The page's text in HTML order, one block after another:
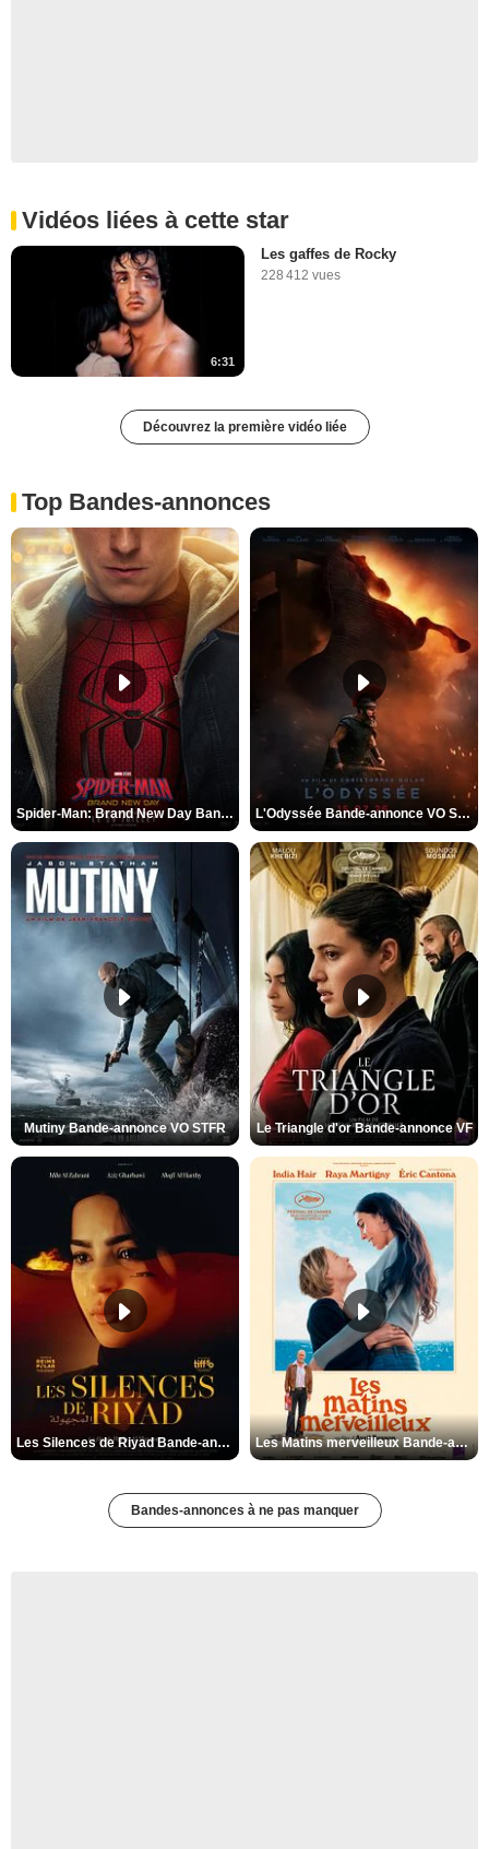
Vidéos liées à cette star
6:31
Les gaffes de Rocky
228 412 vues
Découvrez la première vidéo liée
Top Bandes-annonces
Spider-Man: Brand New Day Bande-annonce VO STFR L'Odyssée Bande-annonce VO STFR
Mutiny Bande-annonce VO STFR Le Triangle d'or Bande-annonce VF
Les Silences de Riyad Bande-annonce VO STFR Les Matins merveilleux Bande-annonce VF
Bandes-annonces à ne pas manquer